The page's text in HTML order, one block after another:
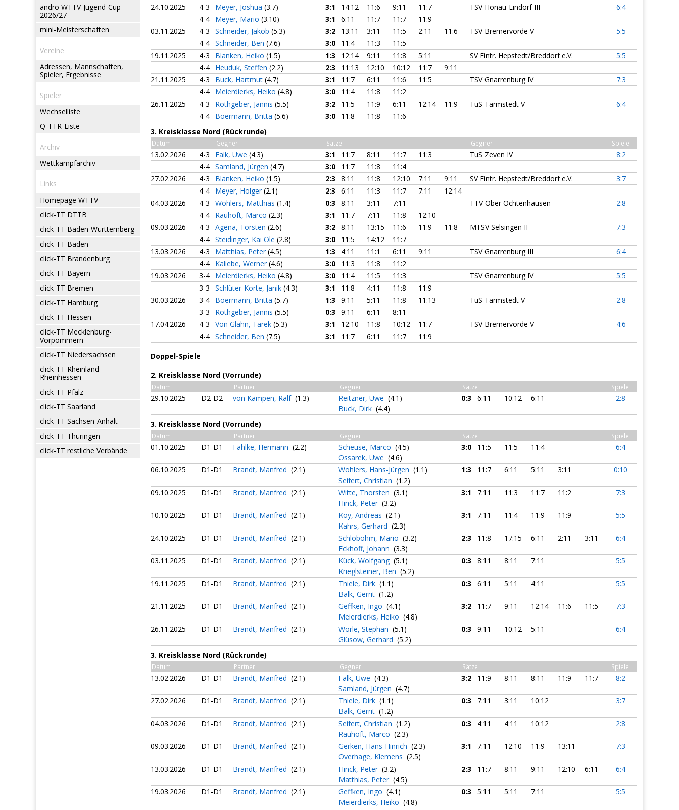
andro WTTV-Jugend-Cup
2026/27
mini-Meisterschaften
Vereine
Adressen, Mannschaften,
Spieler, Ergebnisse
Spieler
Wechselliste
Q-TTR-Liste
Archiv
Wettkampfarchiv
Links
Homepage WTTV
click-TT DTTB
click-TT Baden-Württemberg
click-TT Baden
click-TT Brandenburg
click-TT Bayern
click-TT Bremen
click-TT Hamburg
click-TT Hessen
click-TT Mecklenburg-
Vorpommern
click-TT Niedersachsen
click-TT Rheinland-
Rheinhessen
click-TT Pfalz
click-TT Saarland
click-TT Sachsen-Anhalt
click-TT Thüringen
click-TT restliche Verbände
24.10.2025
4-3 Meyer, Joshua (3.7) 3:1 14:12 11:6 9:11 11:7 TSV Hönau-Lindorf III
6:4
4-4
Meyer, Mario (3.10) 3:1 6:11 11:7 11:7
11:9
03.11.2025
4-3 Schneider, Jakob (5.3) 3:2 13:11 3:11 11:5 2:11 11:6 TSV Bremervörde V
5:5
4-4 Schneider, Ben (7.6) 3:0 11:4 11:3
11:5
19.11.2025
4-3 Blanken, Heiko (1.5) 1:3 12:14 9:11 11:8 5:11 SV Eintr. Hepstedt/Breddorf e.V.
5:5
4-4
Heuduk, Steffen (2.2) 2:3 11:13 12:10 10:12 11:7
9:11
21.11.2025
4-3 Buck, Hartmut (4.7) 3:1 11:7 6:11 11:6 11:5 TSV Gnarrenburg IV
7:3
4-4
Meierdierks, Heiko (4.8) 3:0 11:4 11:8
11:2
26.11.2025
4-3 Rothgeber, Jannis (5.5) 3:2 11:5 11:9 6:11 12:14 11:9 TuS Tarmstedt V
6:4
4-4
Boermann, Britta (5.6) 3:0 11:8 11:8
11:6
3. Kreisklasse Nord (Rückrunde)
Datum Gegner Sätze Gegner Spiele
13.02.2026 4-3 Falk, Uwe (4.3) 3:1 11:7 8:11 11:7 11:3 TuS Zeven IV
8:2
4-4 Samland, Jürgen (4.7) 3:0 11:7 11:8
11:4
27.02.2026
4-3 Blanken, Heiko (1.5) 2:3 8:11 11:8 12:10 7:11 9:11 SV Eintr. Hepstedt/Breddorf e.V.
3:7
4-4
Meyer, Holger (2.1) 2:3 6:11 11:3 11:7 7:11
12:14
04.03.2026
4-3 Wohlers, Matthias (1.4) 0:3 8:11 3:11 7:11 TTV Ober Ochtenhausen
2:8
4-4
Rauhöft, Marco (2.3) 3:1 11:7 7:11 11:8
12:10
09.03.2026
4-3 Agena, Torsten (2.6) 3:2 8:11 13:15 11:6 11:9 11:8 MTSV Selsingen II
7:3
4-4 Steidinger, Kai Ole (2.8) 3:0 11:5 14:12
11:7
13.03.2026
4-3 Matthias, Peter (4.5) 1:3 4:11 11:1 6:11 9:11 TSV Gnarrenburg III
6:4
4-4
Kaliebe, Werner (4.6) 3:0 11:3 11:8
11:2
19.03.2026
3-4 Meierdierks, Heiko (4.8) 3:0 11:4 11:5 11:3 TSV Gnarrenburg IV
5:5
3-3
Schlüter-Korte, Janik (4.3) 3:1 11:8 4:11 11:8
11:9
30.03.2026
3-4 Boermann, Britta (5.7) 1:3 9:11 5:11 11:8 11:13 TuS Tarmstedt V
2:8
3-3
Rothgeber, Jannis (5.5) 0:3 9:11 6:11
8:11
17.04.2026
4-3 Von Glahn, Tarek (5.3) 3:1 12:10 11:8 10:12 11:7 TSV Bremervörde V
4:6
4-4 Schneider, Ben (7.5) 3:1 11:7 6:11 11:7 11:9
Doppel-Spiele
2. Kreisklasse Nord (Vorrunde)
Datum Partner Gegner Sätze Spiele
29.10.2025 D2-D2 von Kampen, Ralf (1.3) Reitzner, Uwe (4.1)
Buck, Dirk (4.4)
0:3 6:11 10:12 6:11 2:8
3. Kreisklasse Nord (Vorrunde)
Datum Partner Gegner Sätze Spiele
01.10.2025 D1-D1 Fahlke, Hermann (2.2) Scheuse, Marco (4.5)
Ossarek, Uwe (4.6)
3:0 11:5 11:5 11:4 6:4
06.10.2025 D1-D1 Brandt, Manfred (2.1) Wohlers, Hans-Jürgen (1.1)
Seifert, Christian (1.2)
1:3 11:7 6:11 5:11 3:11 0:10
09.10.2025 D1-D1 Brandt, Manfred (2.1) Witte, Thorsten (3.1)
Hinck, Peter (3.2)
3:1 7:11 11:3 11:7 11:2 7:3
10.10.2025 D1-D1 Brandt, Manfred (2.1) Koy, Andreas (2.1)
Kahrs, Gerhard (2.3)
3:1 7:11 11:4 11:9 11:9 5:5
24.10.2025 D1-D1 Brandt, Manfred (2.1) Schlobohm, Mario (3.2)
Eckhoff, Johann (3.3)
2:3 11:8 17:15 6:11 2:11 3:11 6:4
03.11.2025 D1-D1 Brandt, Manfred (2.1) Kück, Wolfgang (5.1)
Krieglsteiner, Ben (5.2)
0:3 8:11 8:11 7:11 5:5
19.11.2025 D1-D1 Brandt, Manfred (2.1) Thiele, Dirk (1.1)
Balk, Gerrit (1.2)
0:3 6:11 5:11 4:11 5:5
21.11.2025 D1-D1 Brandt, Manfred (2.1) Geffken, Ingo (4.1)
Meierdierks, Heiko (4.8)
3:2 11:7 9:11 12:14 11:6 11:5 7:3
26.11.2025 D1-D1 Brandt, Manfred (2.1) Wörle, Stephan (5.1)
Glüsow, Gerhard (5.2)
0:3 9:11 10:12 5:11 6:4
3. Kreisklasse Nord (Rückrunde)
Datum Partner Gegner Sätze Spiele
13.02.2026 D1-D1 Brandt, Manfred (2.1) Falk, Uwe (4.3)
Samland, Jürgen (4.7)
3:2 11:9 8:11 8:11 11:9 11:7 8:2
27.02.2026 D1-D1 Brandt, Manfred (2.1) Thiele, Dirk (1.1)
Balk, Gerrit (1.2)
0:3 7:11 3:11 10:12 3:7
04.03.2026 D1-D1 Brandt, Manfred (2.1) Seifert, Christian (1.2)
Rauhöft, Marco (2.3)
0:3 4:11 4:11 10:12 2:8
09.03.2026 D1-D1 Brandt, Manfred (2.1) Gerken, Hans-Hinrich (2.3)
Overhage, Klemens (2.5)
3:1 7:11 12:10 11:9 13:11 7:3
13.03.2026 D1-D1 Brandt, Manfred (2.1) Hinck, Peter (3.2)
Matthias, Peter (4.5)
2:3 11:7 8:11 9:11 12:10 6:11 6:4
19.03.2026 D1-D1 Brandt, Manfred (2.1) Geffken, Ingo (4.1)
Meierdierks, Heiko (4.8)
0:3 5:11 5:11 7:11 5:5